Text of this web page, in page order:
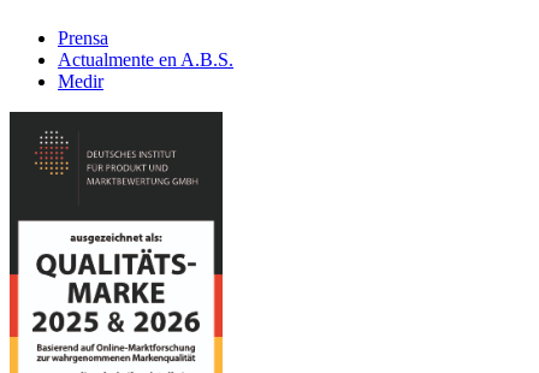
Prensa
Actualmente en A.B.S.
Medir